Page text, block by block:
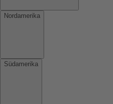
Nordamerika
Südamerika